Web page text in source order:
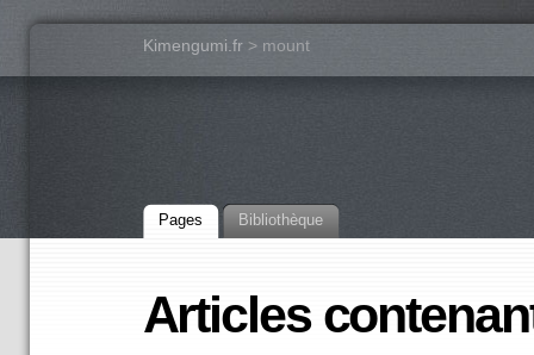
Kimengumi.fr> mount
Pages Bibliothèque
Articles